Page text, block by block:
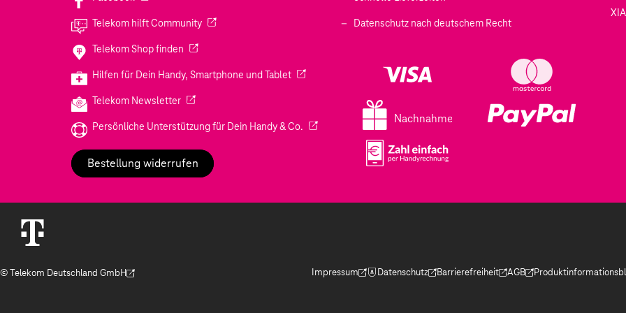
Telekom hilft Community(Wird in einem neuen Tab geöffnet)
Telekom Shop finden (Wird in einem neuen Tab geöffnet)
Hilfen für Dein Handy, Smartphone und Tablet(Wird in einem neuen Tab geöffnet)
Telekom Newsletter(Wird in einem neuen Tab geöffnet)
Persönliche Unterstützung für Dein Handy & Co. (Wird in einem neuen Tab geöffnet)
Bestellung widerrufen
Datenschutz nach deutschem Recht
Nachnahme
© Telekom Deutschland GmbH
(Der Link wird in einem neuen Tab geöffnet)
Impressum
(Der Link wird in einem neuen Tab geöffnet)
Datenschutz
(Der Link wird in einem neuen Tab geöffnet)
Barrierefreiheit
(Der Link wird in einem neuen Tab geöffnet)
AGB
(Der Link wird in einem
(Der Link wird in